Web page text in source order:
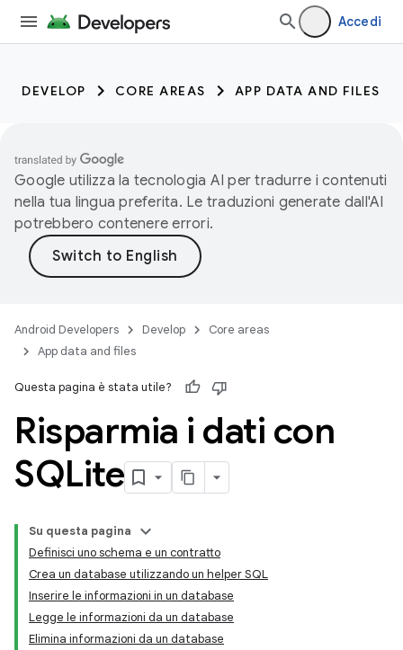
Accedi
DEVELOP CORE AREAS APP DATA AND FILES
Google utilizza la tecnologia AI per tradurre i contenuti
nella tua lingua preferita. Le traduzioni generate dall'AI
potrebbero contenere errori.
Android Developers Develop
Core areas
App data and files
Questa pagina è stata utile?
Risparmia i dati con
SQLite
Su questa pagina
Definisci uno schema e un contratto
Crea un database utilizzando un helper SQL
Inserire le informazioni in un database
Legge le informazioni da un database
Elimina informazioni da un database